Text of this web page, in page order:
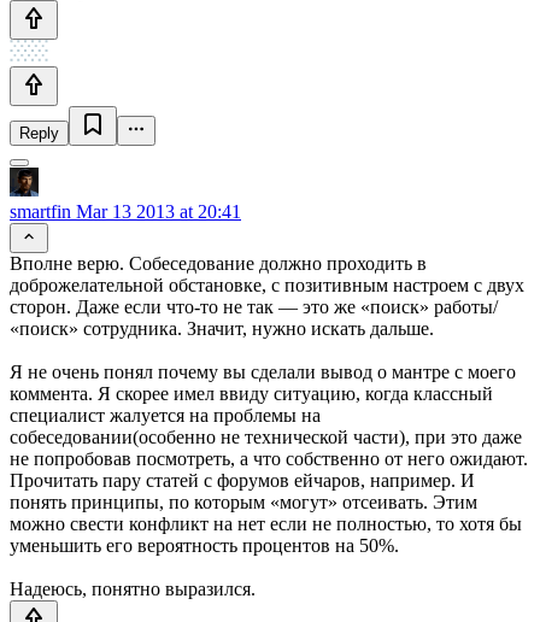
Reply
smartfin Mar 13 2013 at 20:41
Вполне верю. Собеседование должно проходить в
доброжелательной обстановке, с позитивным настроем с двух
сторон. Даже если что-то не так — это же «поиск» работы/
«поиск» сотрудника. Значит, нужно искать дальше.
Я не очень понял почему вы сделали вывод о мантре с моего
коммента. Я скорее имел ввиду ситуацию, когда классный
специалист жалуется на проблемы на
собеседовании(особенно не технической части), при это даже
не попробовав посмотреть, а что собственно от него ожидают.
Прочитать пару статей с форумов ейчаров, например. И
понять принципы, по которым «могут» отсеивать. Этим
можно свести конфликт на нет если не полностью, то хотя бы
уменьшить его вероятность процентов на 50%.
Надеюсь, понятно выразился.